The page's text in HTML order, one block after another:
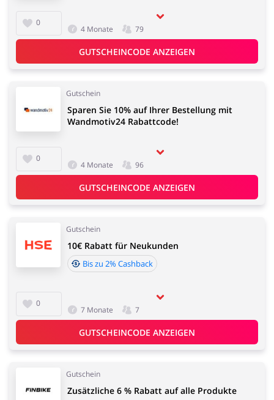
0
4 Monate 79
GUTSCHEINCODE ANZEIGEN
Gutschein
0
Sparen Sie 10% auf Ihrer Bestellung mit
Wandmotiv24 Rabattcode!
4 Monate 96
GUTSCHEINCODE ANZEIGEN
Gutschein
0
10€ Rabatt für Neukunden
Bis zu 2% Cashback
7 Monate 7
GUTSCHEINCODE ANZEIGEN
Gutschein
Zusätzliche 6 % Rabatt auf alle Produkte